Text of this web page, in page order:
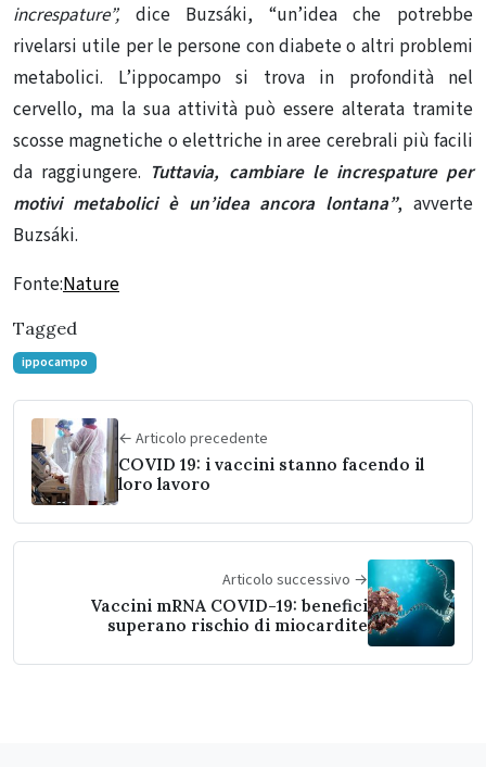
increspature”, dice Buzsáki, “un’idea che potrebbe
rivelarsi utile per le persone con diabete o altri problemi
metabolici. L’ippocampo si trova in profondità nel
cervello, ma la sua attività può essere alterata tramite
scosse magnetiche o elettriche in aree cerebrali più facili
da raggiungere. Tuttavia, cambiare le increspature per
motivi metabolici è un’idea ancora lontana”, avverte
Buzsáki.
Fonte:Nature
Tagged
ippocampo
← Articolo precedente
COVID 19: i vaccini stanno facendo il
loro lavoro
Articolo successivo →
Vaccini mRNA COVID-19: benefici
superano rischio di miocardite